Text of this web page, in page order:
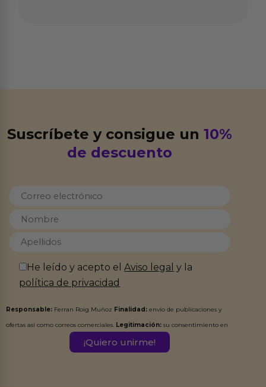
Suscríbete y consigue un10%
de descuento
He leído y acepto elAviso legal y la
política de privacidad
Responsable: Ferran Roig Muñoz Finalidad: envío de publicaciones y
ofertas así como correos comerciales. Legitimación: su consentimiento en
Destinatarios:Ferran Roig Muñoz. Podrás ejercer tus